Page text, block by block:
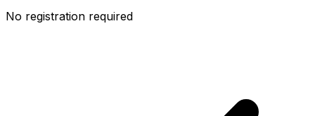
No registration required